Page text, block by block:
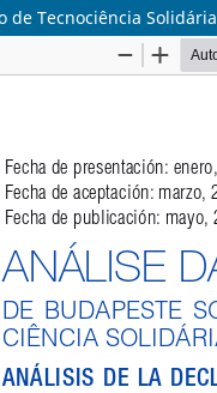
de Tecnociência Solidária